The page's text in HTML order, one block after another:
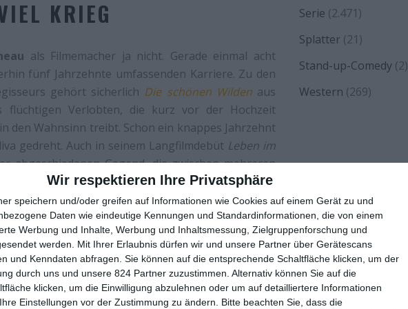
Wir respektieren Ihre Privatsphäre
speichern und/oder greifen auf Informationen wie Cookies auf einem Gerät zu und
Daten wie eindeutige Kennungen und Standardinformationen, die von einem
Werbung und Inhalte, Werbung und Inhaltsmessung, Zielgruppenforschung und
werden.
Mit Ihrer Erlaubnis dürfen wir und unsere Partner über Gerätescans
und Kenndaten abfragen. Sie können auf die entsprechende Schaltfläche klicken, um der
durch uns und unsere 824 Partner zuzustimmen. Alternativ können Sie auf die
klicken, um die Einwilligung abzulehnen oder um auf detailliertere Informationen
Einstellungen vor der Zustimmung zu ändern.
Bitte beachten Sie, dass die
KRIEG
als Filmemacher ja nicht. Gerade einmal acht
fünf Jahrzehnte umfassenden Karriere. Zu den
gehört sicherlich Die schönen Wildenaus
flüchtigen Verlobten, die kurz vor der Hochzeit
den Wahnsinn treibt. Schon ein knappes Jahrzehnt
gedreht. Auch in seinem Langfilmdebüt Leben im
abgeschiedenen Gegend, die zwischen mehreren
im Chaos versinkt.
ist dabei natürlich das Thema Krieg. Eigentlich
solche, bei denen der Humor schon etwas
auslösen, gerade auch in einer Zeit, in der Kriege
Zumindest Rappeneau und seine drei Mitautoren
aber keine Bedenken. Wobei von diesem eh
es werden Anschläge vorbereitet. Gerade
Serie (2.471)
Splatter (21)
Stand-up-Comedy (2)
Western (269)